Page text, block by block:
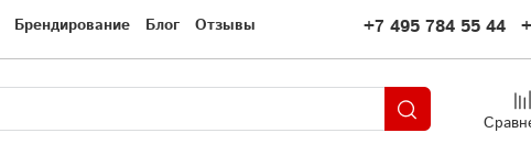
Брендирование Блог Отзывы +7 495 784 55 44